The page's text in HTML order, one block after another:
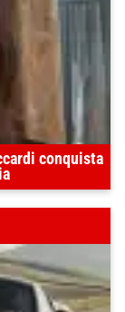
conquista